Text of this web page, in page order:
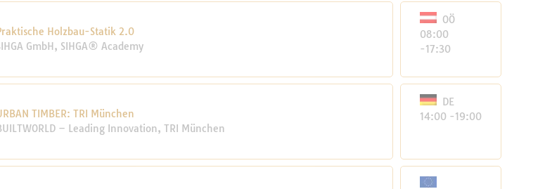
Holzbau-Statik 2.0
GmbH, SIHGA® Academy
OÖ
08:00
-17:30
TIMBER: TRI München
– Leading Innovation, TRI München
DE
14:00 -19:00